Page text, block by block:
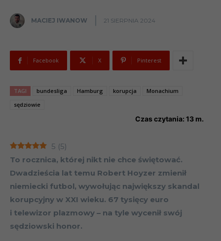
MACIEJ IWANOW 21 SIERPNIA 2024
Facebook X Pinterest
TAGI bundesliga Hamburg korupcja
Monachium
sędziowie
Czas czytania: 13 m.
5 (5)
To rocznica, której nikt nie chce świętować.
Dwadzieścia lat temu Robert Hoyzer zmienił
niemiecki futbol, wywołując największy skandal
korupcyjny w XXI wieku. 67 tysięcy euro
i telewizor plazmowy – na tyle wycenił swój
sędziowski honor.